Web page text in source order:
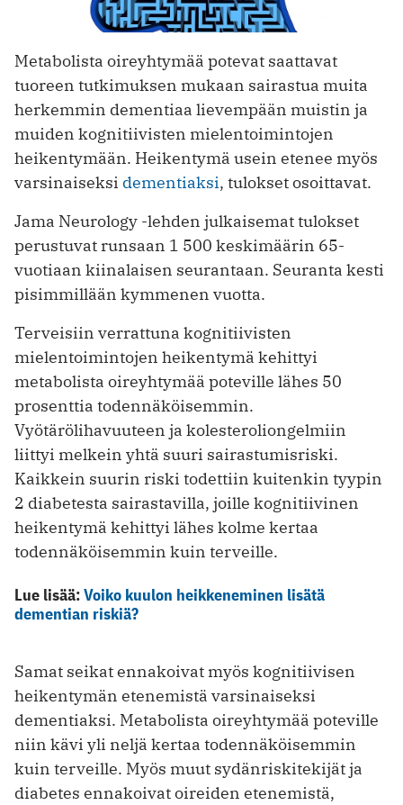
Metabolista oireyhtymää potevat saattavat
tuoreen tutkimuksen mukaan sairastua muita
herkemmin dementiaa lievempään muistin ja
muiden kognitiivisten mielentoimintojen
heikentymään. Heikentymä usein etenee myös
varsinaiseksi dementiaksi, tulokset osoittavat.
Jama Neurology -lehden julkaisemat tulokset
perustuvat runsaan 1 500 keskimäärin 65-
vuotiaan kiinalaisen seurantaan. Seuranta kesti
pisimmillään kymmenen vuotta.
Terveisiin verrattuna kognitiivisten
mielentoimintojen heikentymä kehittyi
metabolista oireyhtymää poteville lähes 50
prosenttia todennäköisemmin.
Vyötärölihavuuteen ja kolesteroliongelmiin
liittyi melkein yhtä suuri sairastumisriski.
Kaikkein suurin riski todettiin kuitenkin tyypin
2 diabetesta sairastavilla, joille kognitiivinen
heikentymä kehittyi lähes kolme kertaa
todennäköisemmin kuin terveille.
Lue lisää:Voiko kuulon heikkeneminen lisätä
dementian riskiä?
Samat seikat ennakoivat myös kognitiivisen
heikentymän etenemistä varsinaiseksi
dementiaksi. Metabolista oireyhtymää poteville
niin kävi yli neljä kertaa todennäköisemmin
kuin terveille. Myös muut sydänriskitekijät ja
diabetes ennakoivat oireiden etenemistä,